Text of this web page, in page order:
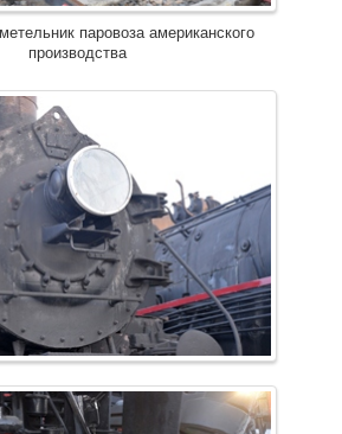
паровоза американского
производства